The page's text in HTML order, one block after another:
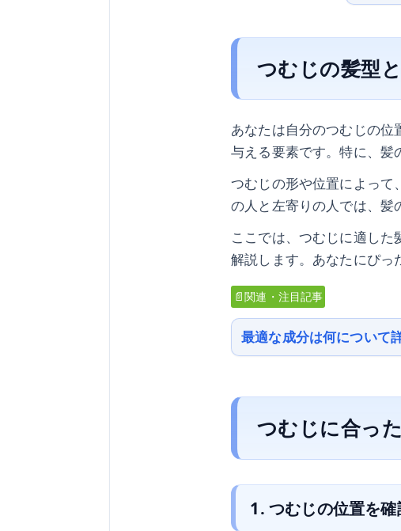
つむじの髪型
あなたは自分のつむじの
与える要素です。特に、髪
つむじの形や位置によって
の人と左寄りの人では、髪
ここでは、つむじに適した
解説します。あなたにぴっ
📄関連・注目記事
最適な成分は何について
つむじに合っ
1. つむじの位置を確